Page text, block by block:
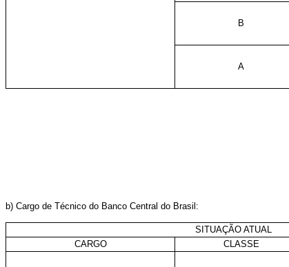
B
A
b) Cargo de Técnico do Banco Central do Brasil:
SITUAÇÃO ATUAL
CARGO
CLASSE